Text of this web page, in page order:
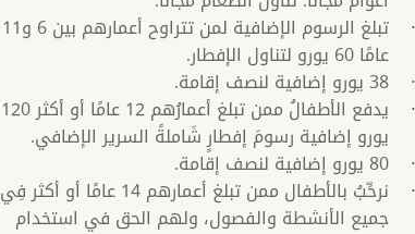
تبلغ الرسوم الإضافية لمن تتراوح أعمارهم بين 6 و11
عامًا 60 يورو لتناول الإفطار.
38 يورو إضافية لنصف إقامة.
يدفع الأطفالُ ممن تبلغ أعمارُهم 12 عامًا أو أكثر 120
يورو إضافية رسومَ إفطارٍ شَاملةً السرير الإضافي.
80 يورو إضافية لنصف إقامة.
نرحِّبُ بالأطفال ممن تبلغ أعمارهم 14 عامًا أو أكثر فِي
جميع الأنشطة والفصول، ولهم الحق في استخدام